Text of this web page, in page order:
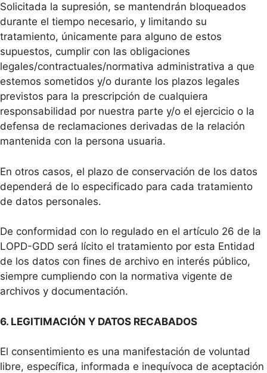
Solicitada la supresión, se mantendrán bloqueados
durante el tiempo necesario, y limitando su
tratamiento, únicamente para alguno de estos
supuestos, cumplir con las obligaciones
legales/contractuales/normativa administrativa a que
estemos sometidos y/o durante los plazos legales
previstos para la prescripción de cualquiera
responsabilidad por nuestra parte y/o el ejercicio o la
defensa de reclamaciones derivadas de la relación
mantenida con la persona usuaria.
En otros casos, el plazo de conservación de los datos
dependerá de lo especificado para cada tratamiento
de datos personales.
De conformidad con lo regulado en el artículo 26 de la
LOPD-GDD será lícito el tratamiento por esta Entidad
de los datos con fines de archivo en interés público,
siempre cumpliendo con la normativa vigente de
archivos y documentación.
6. LEGITIMACIÓN Y DATOS RECABADOS
El consentimiento es una manifestación de voluntad
libre, específica, informada e inequívoca de aceptación